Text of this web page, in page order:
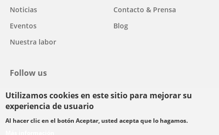
Utilizamos cookies en este sitio para mejorar su
experiencia de usuario
Al hacer clic en el botón Aceptar, usted acepta que lo hagamos.
Noticias
Eventos
Nuestra labor
Contacto & Prensa
Blog
Follow us
facebook
twitteryoutubeyoutubeinstagram
Select